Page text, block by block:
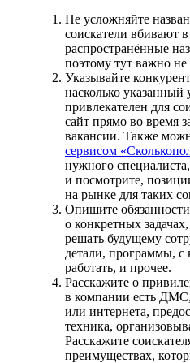
Не усложняйте
соискатели вбивают
распространённые
поэтому тут важно не
Указывайте
насколько указанный
привлекателен для
сайт прямо во время
вакансии. Также
сервисом
нужного
и посмотрите,
на рынке для таких
Опишите
о конкретных
решать будущему
детали, программы, с
работать, и прочее.
Расскажите о
в компании есть
или интернета,
техника,
Расскажите
преимуществах,